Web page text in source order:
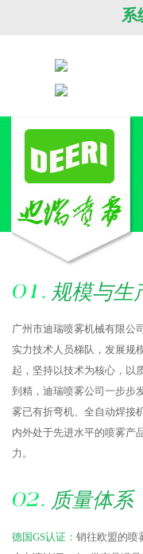
系
规模与生
广州市迪瑞喷雾机械有限公
实力技术人员梯队，发展规
起，坚持以技术为核心，以
到精，迪瑞喷雾公司一步步
雾已有折弯机、全自动焊接
内外处于先进水平的喷雾产
力。
质量体系
德国GS认证： 销往欧盟的喷